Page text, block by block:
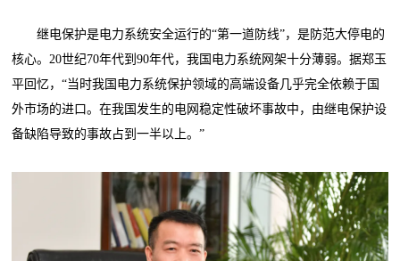
继电保护是电力系统安全运行的“第一道防线”，是防范大停电的
核心。20世纪70年代到90年代，我国电力系统网架十分薄弱。据郑玉
平回忆，“当时我国电力系统保护领域的高端设备几乎完全依赖于国
外市场的进口。在我国发生的电网稳定性破坏事故中，由继电保护设
备缺陷导致的事故占到一半以上。”